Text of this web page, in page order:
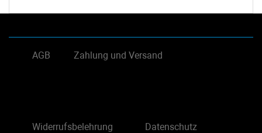
AGB Zahlung und Versand
Widerrufsbelehrung
Datenschutz